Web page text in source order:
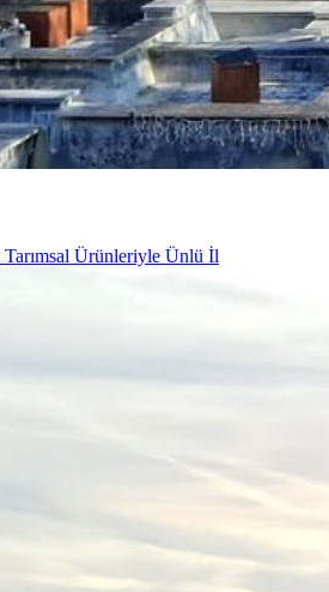
Ürünleriyle Ünlü İl